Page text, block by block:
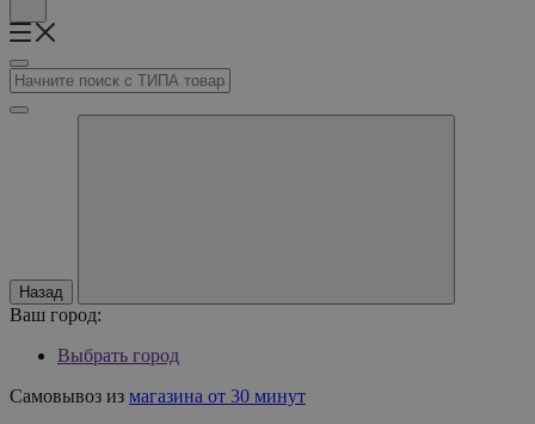
Назад
Ваш город:
Выбрать город
Самовывоз из магазина от 30 минут